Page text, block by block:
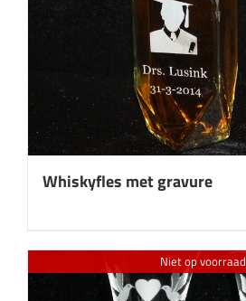
Whiskyfles met gravure
Niet op voorraad